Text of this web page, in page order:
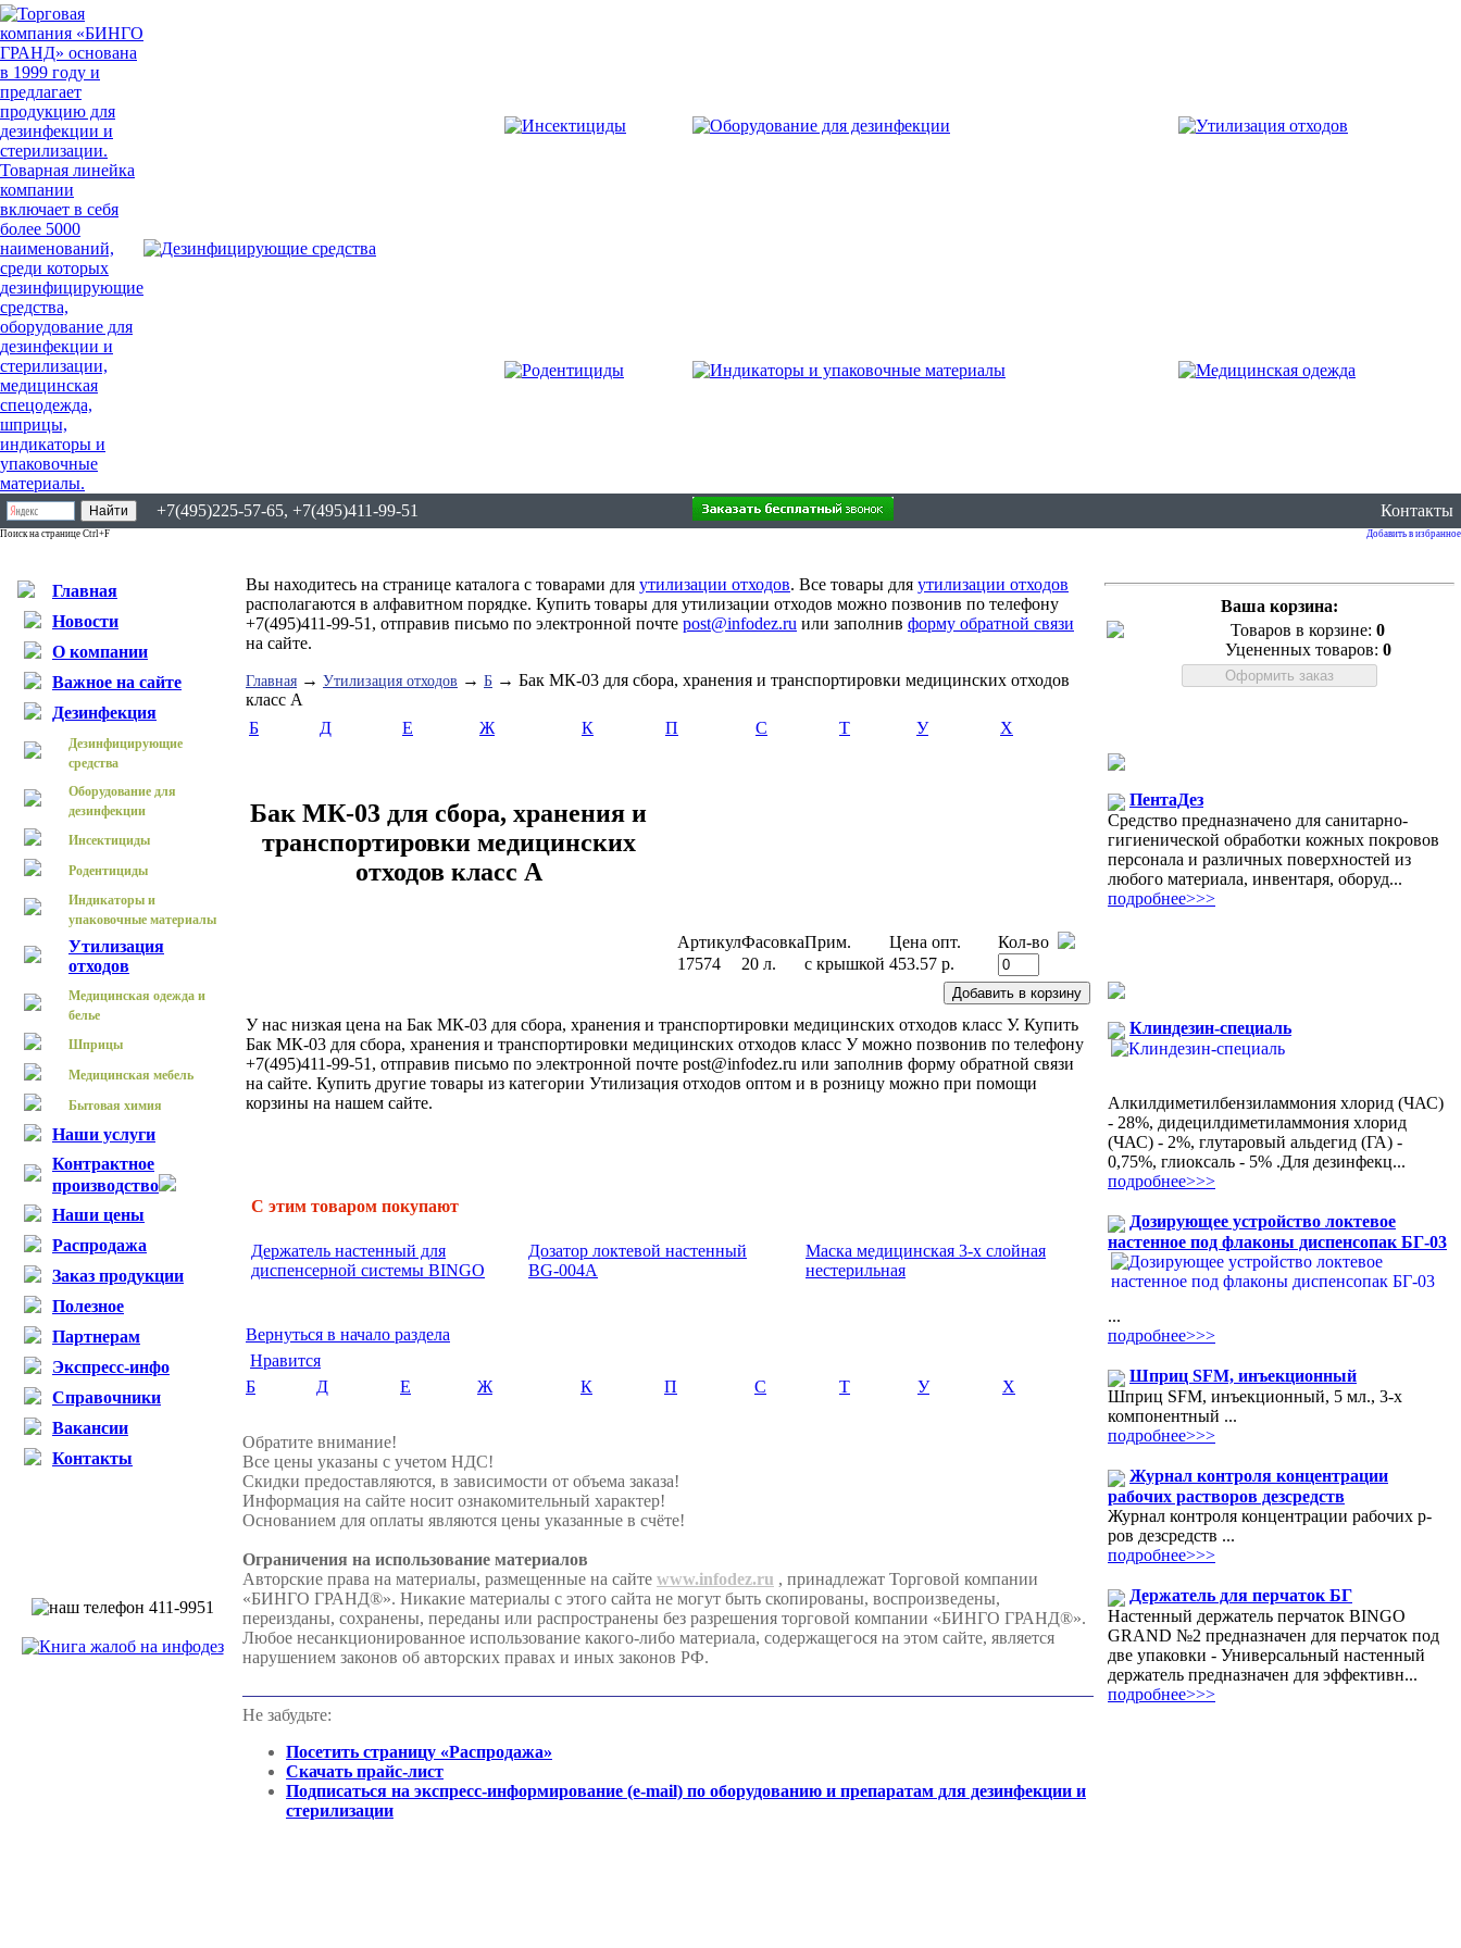
+7(495)225-57-65, +7(495)411-99-51 Контакты
Поиск на странице Ctrl+F Добавить в избранное
Главная
Новости
О компании
Важное на сайте
Дезинфекция
Дезинфицирующие
средства
Оборудование для
дезинфекции
Инсектициды
Родентициды
Индикаторы и
упаковочные материалы
Утилизация
отходов
Медицинская одежда и
белье
Шприцы
Медицинская мебель
Бытовая химия
Наши услуги
Контрактное
производство
Наши цены
Распродажа
Заказ продукции
Полезное
Партнерам
Экспресс-инфо
Справочники
Вакансии
Контакты
Вы находитесь на странице каталога с товарами для утилизации отходов. Все товары для утилизации отходов
располагаются в алфавитном порядке. Купить товары для утилизации отходов можно позвонив по телефону
+7(495)411-99-51, отправив письмо по электронной почте post@infodez.ru или заполнив форму обратной связи
на сайте.
Главная → Утилизация отходов → Б → Бак МК-03 для сбора, хранения и транспортировки медицинских отходов
класс А
Б
Д Е Ж К П С Т У Х
Бак МК-03 для сбора, хранения и
транспортировки медицинских
отходов класс А
АртикулФасовкаПрим. Цена опт.
Кол-во
17574
20 л. с крышкой 453.57 р.
У нас низкая цена на Бак МК-03 для сбора, хранения и транспортировки медицинских отходов класс У. Купить
Бак МК-03 для сбора, хранения и транспортировки медицинских отходов класс У можно позвонив по телефону
+7(495)411-99-51, отправив письмо по электронной почте post@infodez.ru или заполнив форму обратной связи
на сайте. Купить другие товары из категории Утилизация отходов оптом и в розницу можно при помощи
корзины на нашем сайте.
С этим товаром покупают
Держатель настенный для
диспенсерной системы BINGO
Дозатор локтевой настенный
BG-004A
Маска медицинская 3-х слойная
нестерильная
Вернуться в начало раздела
Нравится
Б
Д Е Ж К П С Т У Х
Обратите внимание!
Все цены указаны с учетом НДС!
Скидки предоставляются, в зависимости от объема заказа!
Информация на сайте носит ознакомительный характер!
Основанием для оплаты являются цены указанные в счёте!
Ограничения на использование материалов
Авторские права на материалы, размещенные на сайте www.infodez.ru , принадлежат Торговой компании
«БИНГО ГРАНД®». Никакие материалы с этого сайта не могут быть скопированы, воспроизведены,
переизданы, сохранены, переданы или распространены без разрешения торговой компании «БИНГО ГРАНД®».
Любое несанкционированное использование какого-либо материала, содержащегося на этом сайте, является
нарушением законов об авторских правах и иных законов РФ.
Не забудьте:
Посетить страницу «Распродажа»
Скачать прайс-лист
Подписаться на экспресс-информирование (e-mail) по оборудованию и препаратам для дезинфекции и
стерилизации
Ваша корзина:
Товаров в корзине: 0
Уцененных товаров: 0
ПентаДез
Средство предназначено для санитарно-
гигиенической обработки кожных покровов
персонала и различных поверхностей из
любого материала, инвентаря, оборуд...
подробнее>>>
Клиндезин-специаль
Алкилдиметилбензиламмония хлорид (ЧАС)
- 28%, дидецилдиметиламмония хлорид
(ЧАС) - 2%, глутаровый альдегид (ГА) -
0,75%, глиоксаль - 5% .Для дезинфекц...
подробнее>>>
Дозирующее устройство локтевое
настенное под флаконы диспенсопак БГ-03
...
подробнее>>>
Шприц SFM, инъекционный
Шприц SFM, инъекционный, 5 мл., 3-х
компонентный ...
подробнее>>>
Журнал контроля концентрации
рабочих растворов дезсредств
Журнал контроля концентрации рабочих р-
ров дезсредств ...
подробнее>>>
Держатель для перчаток БГ
Настенный держатель перчаток BINGO
GRAND №2 предназначен для перчаток под
две упаковки - Универсальный настенный
держатель предназначен для эффективн...
подробнее>>>